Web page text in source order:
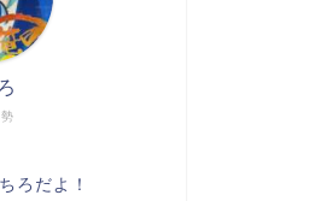
ろだよ！